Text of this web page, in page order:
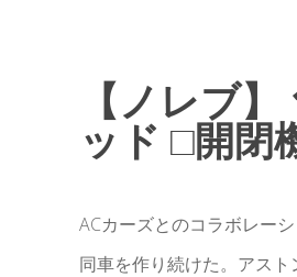
【ノレブ
ッド □開閉
ACカーズとのコラボレー
同車を作り続けた。アス